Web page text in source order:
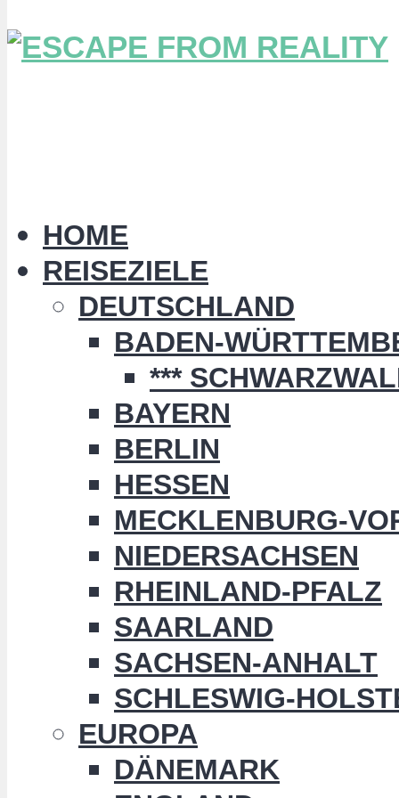
HOME
REISEZIELE
DEUTSCHLAND
BADEN-
***
BAYERN
BERLIN
HESSEN
MECKLENBURG-
NIEDERSACHSEN
RHEINLAND-PFALZ
SAARLAND
SACHSEN-ANHALT
SCHLESWIG-
EUROPA
DÄNEMARK